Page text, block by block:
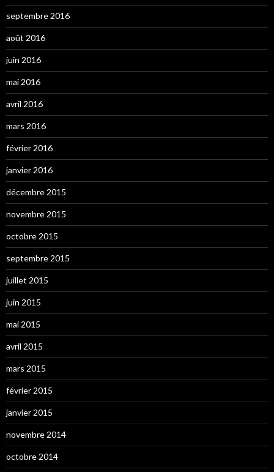
septembre 2016
août 2016
juin 2016
mai 2016
avril 2016
mars 2016
février 2016
janvier 2016
décembre 2015
novembre 2015
octobre 2015
septembre 2015
juillet 2015
juin 2015
mai 2015
avril 2015
mars 2015
février 2015
janvier 2015
novembre 2014
octobre 2014